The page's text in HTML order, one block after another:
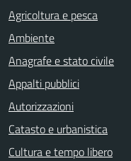
Agricoltura e pesca
Ambiente
Anagrafe e stato civile
Appalti pubblici
Autorizzazioni
Catasto e urbanistica
Cultura e tempo libero